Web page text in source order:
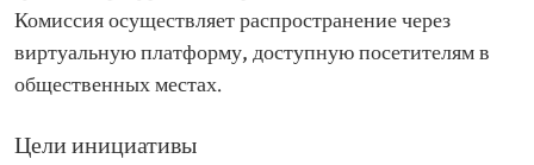
Комиссия осуществляет распространение через
виртуальную платформу, доступную посетителям в
общественных местах.
Цели инициативы